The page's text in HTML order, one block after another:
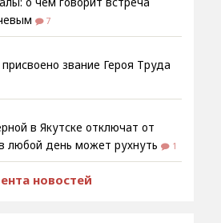
7
звание Героя Труда
в Якутске отключат от
любой день может рухнуть
1
новостей